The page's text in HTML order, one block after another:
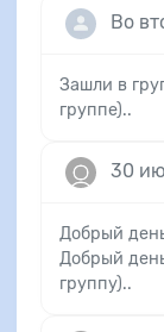
Во
Зашли в
группе)..
30
Добрый
Добрый
группу)..